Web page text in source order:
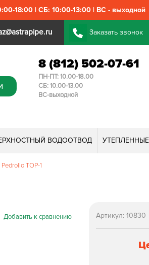
18:00 | СБ: 10:00-13:00 | ВС - выходной
Заказать звонок
8 (812) 502-07-61
ПН-ПТ: 10.00-18.00
СБ: 10.00-13.00
ВС-выходной
ВОДООТВОД
TOP-1
Артикул:10830